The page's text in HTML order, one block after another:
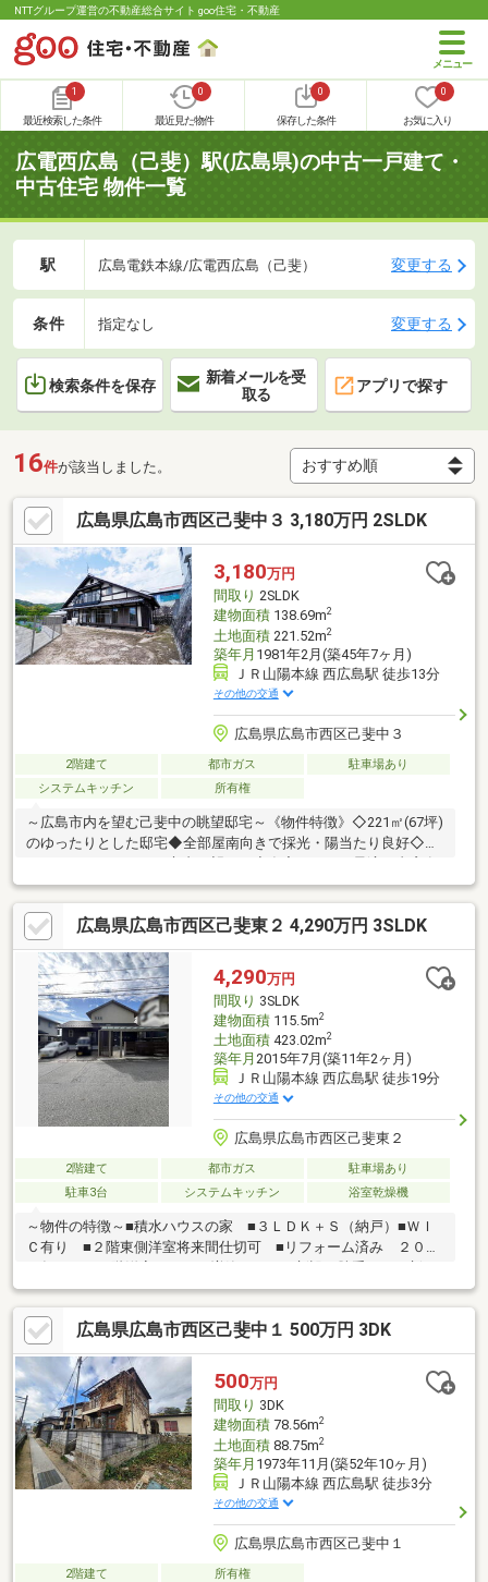
NTTグループ運営の不動産総合サイト goo住宅・不動産
1
最近検索した条件
0
最近見た物件
0
保存した条件
0
お気に入り
広電西広島（己斐）駅(広島県)の中古一戸建て・
中古住宅 物件一覧
駅 広島電鉄本線/広電西広島（己斐） 変更する
条件 指定なし 変更する
検索条件を保存
新着メールを受
取る
アプリで探す
16件が該当しました。
広島県広島市西区己斐中３ 3,180万円 2SLDK
3,180万円
間取り 2SLDK
建物面積138.69m2
土地面積221.52m2
築年月 1981年2月(築45年7ヶ月)
ＪＲ山陽本線 西広島駅 徒歩13分
その他の交通
広島県広島市西区己斐中３
2階建て 都市ガス
駐車場あり
システムキッチン
所有権
～広島市内を望む己斐中の眺望邸宅～《物件特徴》◇221㎡(67坪)
のゆったりとした邸宅◆全部屋南向きで採光・陽当たり良好◇バ
《周辺環境》●フレスタ己斐上店 徒歩約9分(709m)○ファミニマ
ート己斐上二丁目店 徒歩約8分(618m)●広島電鉄 本線・宮島線
広電西広島駅 徒歩約15分(1129m)○己斐東小学校 徒歩約10分
（747m）
広島県広島市西区己斐東２ 4,290万円 3SLDK
4,290万円
間取り 3SLDK
建物面積115.5m2
土地面積423.02m2
築年月 2015年7月(築11年2ヶ月)
ＪＲ山陽本線 西広島駅 徒歩19分
その他の交通
広島県広島市西区己斐東２
2階建て 都市ガス
駐車場あり
駐車3台
システムキッチン 浴室乾燥機
～物件の特徴～■積水ハウスの家 ■３ＬＤＫ＋Ｓ（納戸）■ＷＩ
Ｃ有り ■２階東側洋室将来間仕切可 ■リフォーム済み ２０１
設 ２０２０年７月 外壁パネル工事・クロス張替え（ホール・
ＷＩＣ） ２０２３年９月 洗面所（洗面台移設、収納新設、Ｃ
Ｆ張替え、クロス張替え）■2026年5月ハウスクリーニング済み
広島県広島市西区己斐中１ 500万円 3DK
500万円
間取り 3DK
建物面積78.56m2
土地面積88.75m2
築年月 1973年11月(築52年10ヶ月)
ＪＲ山陽本線 西広島駅 徒歩3分
その他の交通
広島県広島市西区己斐中１
2階建て 所有権